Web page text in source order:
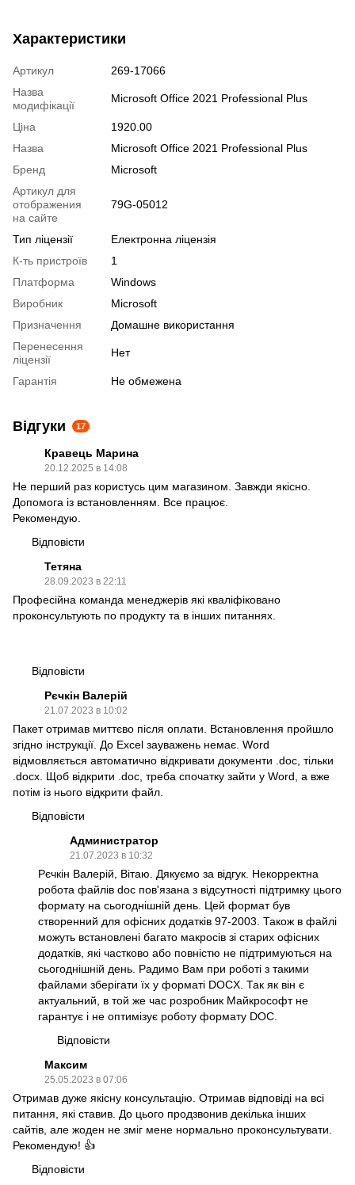
Характеристики
Артикул
269-17066
Назва
модифікації
Microsoft Office 2021 Professional Plus
Ціна
1920.00
Назва
Microsoft Office 2021 Professional Plus
Бренд
Microsoft
Артикул для
отображения
на сайте
79G-05012
Тип ліцензії
Електронна ліцензія
К-ть пристроїв
1
Платформа
Windows
Виробник
Microsoft
Призначення
Домашне використання
Перенесення
ліцензії
Нет
Гарантія Не обмежена
Відгуки 17
Кравець Марина
20.12.2025 в 14:08
Не перший раз користусь цим магазином. Завжди якісно.
Допомога із встановленням. Все працює.
Рекомендую.
Відповісти
Тетяна
28.09.2023 в 22:11
Професійна команда менеджерів які кваліфіковано
проконсультують по продукту та в інших питаннях.
Відповісти
Рєчкін Валерій
21.07.2023 в 10:02
Пакет отримав миттєво після оплати. Встановлення пройшло
згідно інструкції. До Excel зауважень немає. Word
відмовляється автоматично відкривати документи .doc, тільки
.docx. Щоб відкрити .doc, треба спочатку зайти у Word, а вже
потім із нього відкрити файл.
Відповісти
Администратор
21.07.2023 в 10:32
Рєчкін Валерій, Вітаю. Дякуємо за відгук. Некорректна
робота файлів doc пов'язана з відсутності підтримку цього
формату на сьогоднішній день. Цей формат був
створенний для офісних додатків 97-2003. Також в файлі
можуть встановлені багато макросів зі старих офісних
додатків, які частково або повністю не підтримуються на
сьогоднішній день. Радимо Вам при роботі з такими
файлами зберігати їх у форматі DOCX. Так як він є
актуальний, в той же час розробник Майкрософт не
гарантує і не оптимізує роботу формату DOC.
Відповісти
Максим
25.05.2023 в 07:06
Отримав дуже якісну консультацію. Отримав відповіді на всі
питання, які ставив. До цього продзвонив декілька інших
сайтів, але жоден не зміг мене нормально проконсультувати.
Рекомендую! 👍
Відповісти